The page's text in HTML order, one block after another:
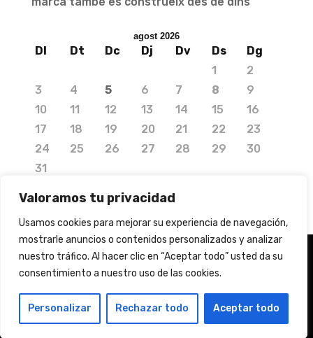
Valoramos tu privacidad
Usamos cookies para mejorar su experiencia de navegación,
mostrarle anuncios o contenidos personalizados y analizar
nuestro tráfico. Al hacer clic en “Aceptar todo” usted da su
consentimiento a nuestro uso de las cookies.
Personalizar Rechazar todo Aceptar todo
agost 2026
Dl Dt Dc Dj Dv Ds
Dg
1
2
3
4 5 6 7 8
9
10
11 12 13 14 15
16
17
18 19 20 21 22
23
24
25 26 27 28 29
30
31
© 2020 Copyright by Media Needs.
| Tots els drets reservats |Nota legal|Info